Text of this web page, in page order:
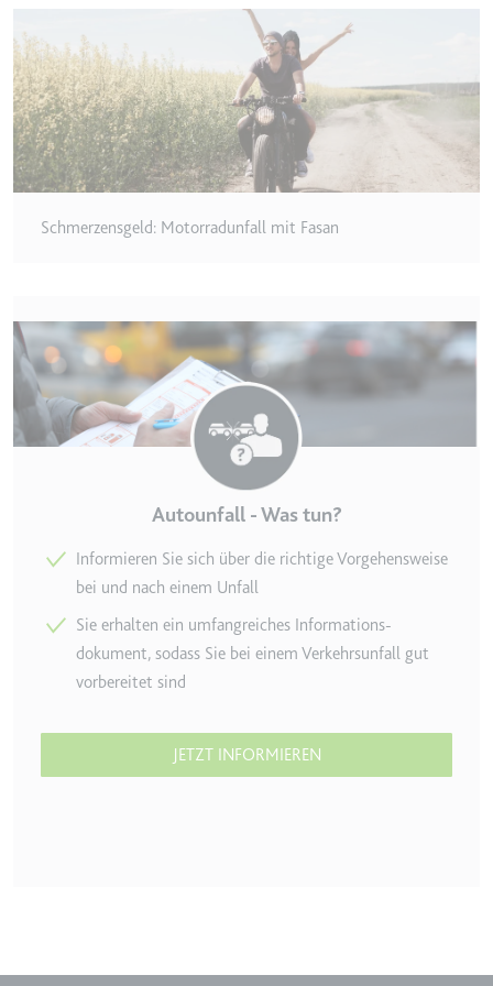
HTTP-Cookie
__Secure-YEC
Anbieter:
youtube.com
Zweck:
Speichert die
Benutzereinstellungen beim Abruf
integrierten Youtube-Videos
__Secure-YNID
Anbieter:
youtube.com
Zweck:
Wird verwendet, um die
Interaktion der Nutzer mit
eingebetteten Inhalten zu
verfolgen.
Ablauf:
180 Tage
Typ:
HTTP-Cookie
LAST_RESULT_ENTRY_KEY
Zweck:
Wird verwendet, um die
Interaktion der Nutzer mit
eingebetteten Inhalten zu
Anbieter:
youtube.com
Schmerzensgeld: Motorradunfall mit Fasan
Autounfall - Was tun?
Informieren Sie sich über die richtige Vorgehens­weise
bei und nach einem Unfall
Sie erhalten ein umfang­reiches Informations­
dokument, sodass Sie bei einem Verkehrs­unfall gut
vorbereitet sind
JETZT INFORMIEREN